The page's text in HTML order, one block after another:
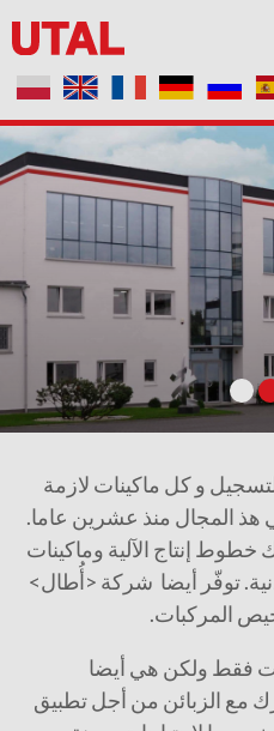
و كل ماكينات لازمة
هذ المجال منذ عشرين عاما.
إنتاج الآلية وماكينات
توفّر أيضا شركة <أُطال>
المركبات.
فقط ولكن هي أيضا
مع الزبائن من أجل تطبيق